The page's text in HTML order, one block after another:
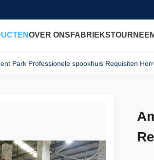
OVER ONS FABRIEKSTOUR
Park Professionele spookhuis Requisiten